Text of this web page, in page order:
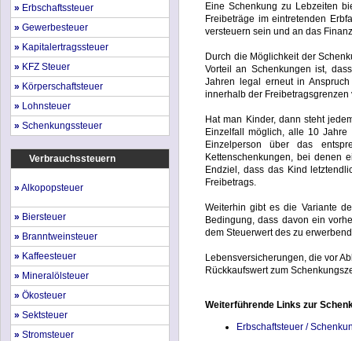
» Erbschaftssteuer
» Gewerbesteuer
» Kapitalertragssteuer
» KFZ Steuer
» Körperschaftsteuer
» Lohnsteuer
» Schenkungssteuer
Verbrauchssteuern
» Alkopopsteuer
» Biersteuer
» Branntweinsteuer
» Kaffeesteuer
» Mineralölsteuer
» Ökosteuer
» Sektsteuer
» Stromsteuer
Eine Schenkung zu Lebzeiten
Freibeträge im eintretenden
versteuern sein und an das
Durch die Möglichkeit der
Vorteil an Schenkungen ist,
Jahren legal erneut in
innerhalb der Freibetragsgrenzen
Hat man Kinder, dann steht
Einzelfall möglich, alle 10
Einzelperson über das
Kettenschenkungen, bei denen
Endziel, dass das Kind
Freibetrags.
Weiterhin gibt es die Variante
Bedingung, dass davon ein
dem Steuerwert des zu
Lebensversicherungen, die vor
Rückkaufswert zum
Weiterführende Links zur
Erbschaftsteuer /